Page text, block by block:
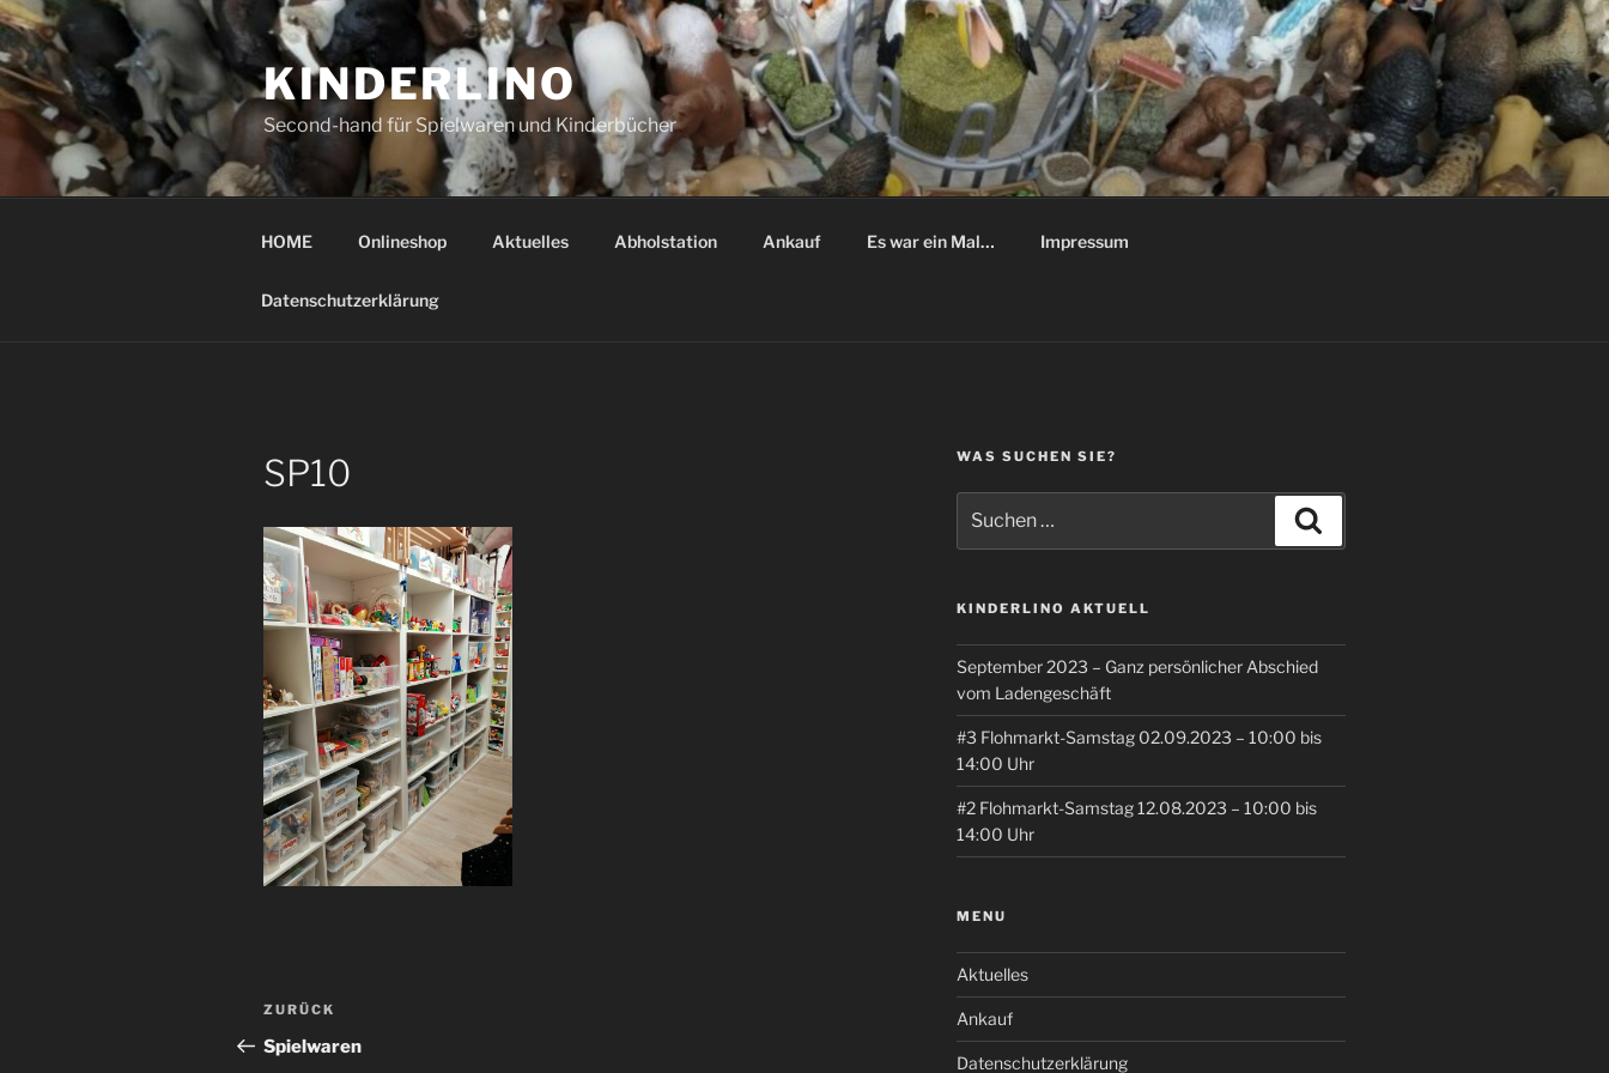
Zum
Inhalt
springen
KINDERLINO
Second-hand für Spielwaren und Kinderbücher
HOME Onlineshop Aktuelles Abholstation Ankauf Es war ein Mal… Impressum
Datenschutzerklärung
SP10
Beitragsnavigation
Vorheriger
Beitrag
ZURÜCK
Spielwaren
WAS SUCHEN SIE?
nach:
KINDERLINO AKTUELL
September 2023 – Ganz persönlicher Abschied
vom Ladengeschäft
#3 Flohmarkt-Samstag 02.09.2023 – 10:00 bis
14:00 Uhr
#2 Flohmarkt-Samstag 12.08.2023 – 10:00 bis
14:00 Uhr
MENU
Aktuelles
Ankauf
Datenschutzerklärung